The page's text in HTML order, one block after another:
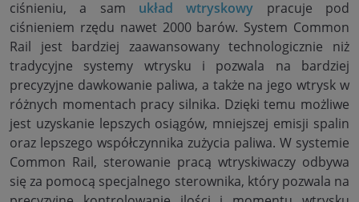
ciśnieniu, a sam układ wtryskowy pracuje pod
ciśnieniem rzędu nawet 2000 barów. System Common
Rail jest bardziej zaawansowany technologicznie niż
tradycyjne systemy wtrysku i pozwala na bardziej
precyzyjne dawkowanie paliwa, a także na jego wtrysk w
różnych momentach pracy silnika. Dzięki temu możliwe
jest uzyskanie lepszych osiągów, mniejszej emisji spalin
oraz lepszego współczynnika zużycia paliwa. W systemie
Common Rail, sterowanie pracą wtryskiwaczy odbywa
się za pomocą specjalnego sterownika, który pozwala na